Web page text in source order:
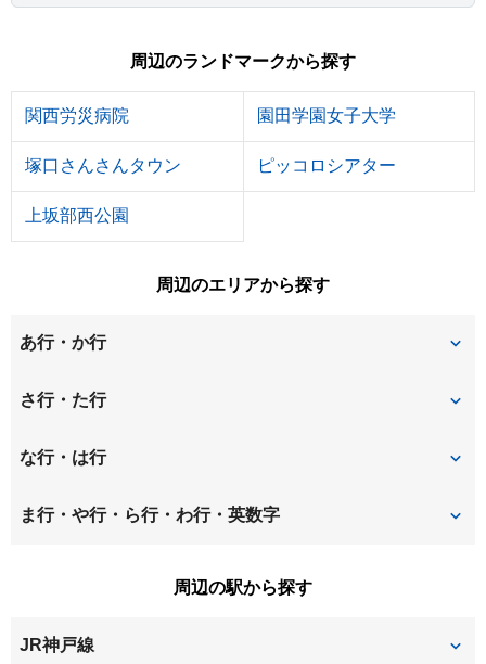
周辺のランドマークから探す
関西労災病院 園田学園女子大学
塚口さんさんタウン ピッコロシアター
上坂部西公園
周辺のエリアから探す
あ行・か行
稲葉荘
大島
神田南通
北竹谷町
さ行・た行
昭和通
立花町 建家町
な行・は行
七松町 西立花町
ま行・や行・ら行・わ行・英数字
周辺の駅から探す
JR神戸線